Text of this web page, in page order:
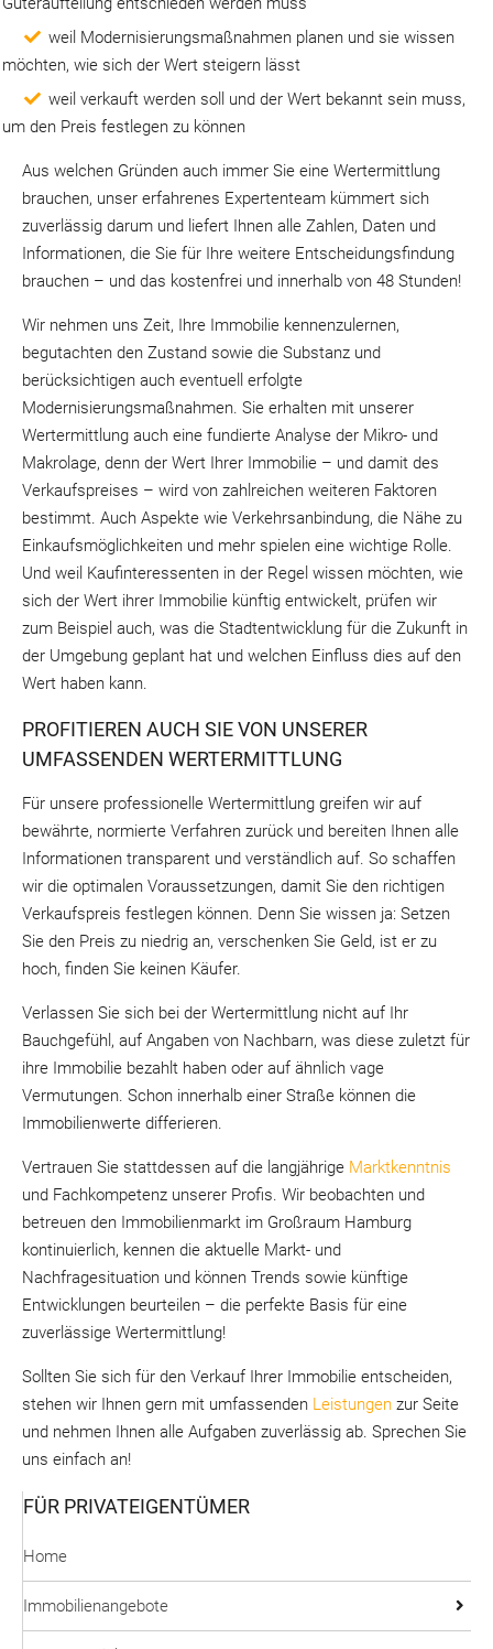
weil Modernisierungsmaßnahmen planen und sie wissen
möchten, wie sich der Wert steigern lässt
weil verkauft werden soll und der Wert bekannt sein muss,
um den Preis festlegen zu können
Aus welchen Gründen auch immer Sie eine Wertermittlung
brauchen, unser erfahrenes Expertenteam kümmert sich
zuverlässig darum und liefert Ihnen alle Zahlen, Daten und
Informationen, die Sie für Ihre weitere Entscheidungsfindung
brauchen – und das kostenfrei und innerhalb von 48 Stunden!
Wir nehmen uns Zeit, Ihre Immobilie kennenzulernen,
begutachten den Zustand sowie die Substanz und
berücksichtigen auch eventuell erfolgte
Modernisierungsmaßnahmen. Sie erhalten mit unserer
Wertermittlung auch eine fundierte Analyse der Mikro- und
Makrolage, denn der Wert Ihrer Immobilie – und damit des
Verkaufspreises – wird von zahlreichen weiteren Faktoren
bestimmt. Auch Aspekte wie Verkehrsanbindung, die Nähe zu
Einkaufsmöglichkeiten und mehr spielen eine wichtige Rolle.
Und weil Kaufinteressenten in der Regel wissen möchten, wie
sich der Wert ihrer Immobilie künftig entwickelt, prüfen wir
zum Beispiel auch, was die Stadtentwicklung für die Zukunft in
der Umgebung geplant hat und welchen Einfluss dies auf den
Wert haben kann.
PROFITIEREN AUCH SIE VON UNSERER
UMFASSENDEN WERTERMITTLUNG
Für unsere professionelle Wertermittlung greifen wir auf
bewährte, normierte Verfahren zurück und bereiten Ihnen alle
Informationen transparent und verständlich auf. So schaffen
wir die optimalen Voraussetzungen, damit Sie den richtigen
Verkaufspreis festlegen können. Denn Sie wissen ja: Setzen
Sie den Preis zu niedrig an, verschenken Sie Geld, ist er zu
hoch, finden Sie keinen Käufer.
Verlassen Sie sich bei der Wertermittlung nicht auf Ihr
Bauchgefühl, auf Angaben von Nachbarn, was diese zuletzt für
ihre Immobilie bezahlt haben oder auf ähnlich vage
Vermutungen. Schon innerhalb einer Straße können die
Immobilienwerte differieren.
Vertrauen Sie stattdessen auf die langjährige Marktkenntnis
und Fachkompetenz unserer Profis. Wir beobachten und
betreuen den Immobilienmarkt im Großraum Hamburg
kontinuierlich, kennen die aktuelle Markt- und
Nachfragesituation und können Trends sowie künftige
Entwicklungen beurteilen – die perfekte Basis für eine
zuverlässige Wertermittlung!
Sollten Sie sich für den Verkauf Ihrer Immobilie entscheiden,
stehen wir Ihnen gern mit umfassenden Leistungen zur Seite
und nehmen Ihnen alle Aufgaben zuverlässig ab. Sprechen Sie
uns einfach an!
FÜR PRIVATEIGENTÜMER
Home
Immobilienangebote